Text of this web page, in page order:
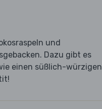
und
Dazu gibt es
einen süßlich-würzigen